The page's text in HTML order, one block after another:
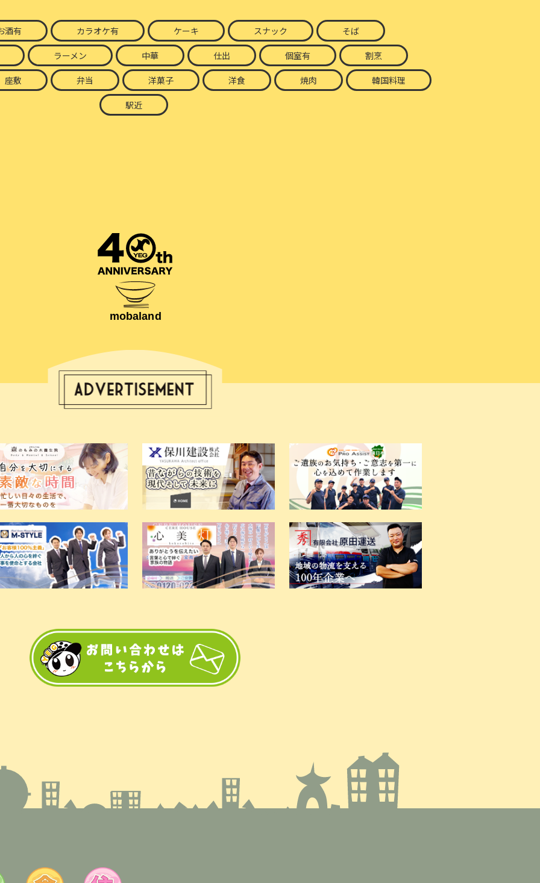
酒有 カラオケ有 ケーキ スナック そば
ラーメン 中華 仕出 個室有 割烹
座敷 弁当 洋菓子 洋食 焼肉 韓国料理
駅近